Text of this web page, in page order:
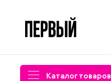
Каталог товаров